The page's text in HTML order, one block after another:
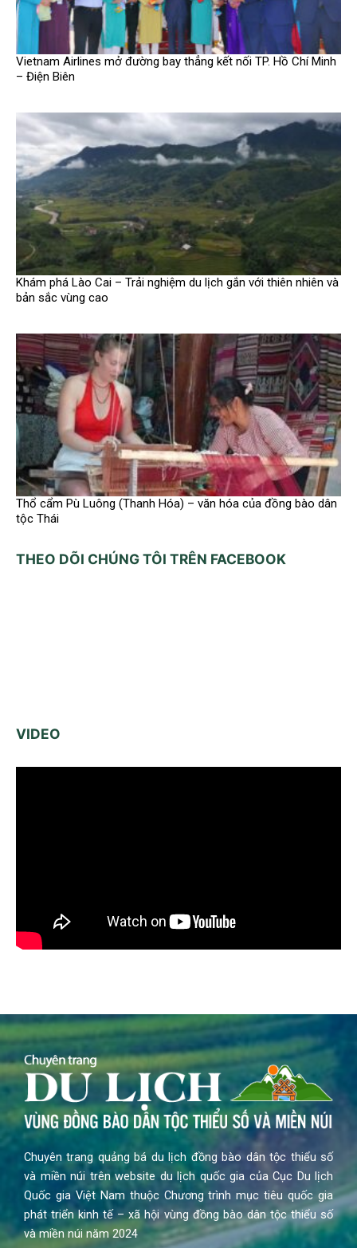
Vietnam Airlines mở đường bay thẳng kết nối TP. Hồ Chí Minh
– Điện Biên
Khám phá Lào Cai – Trải nghiệm du lịch gắn với thiên nhiên và
bản sắc vùng cao
Thổ cẩm Pù Luông (Thanh Hóa) – văn hóa của đồng bào dân
tộc Thái
THEO DÕI CHÚNG TÔI TRÊN FACEBOOK
VIDEO
Chuyên trang quảng bá du lịch đồng bào dân tộc thiểu số
và miền núi trên website du lịch quốc gia của Cục Du lịch
Quốc gia Việt Nam thuộc Chương trình mục tiêu quốc gia
phát triển kinh tế – xã hội vùng đồng bào dân tộc thiểu số
và miền núi năm 2024